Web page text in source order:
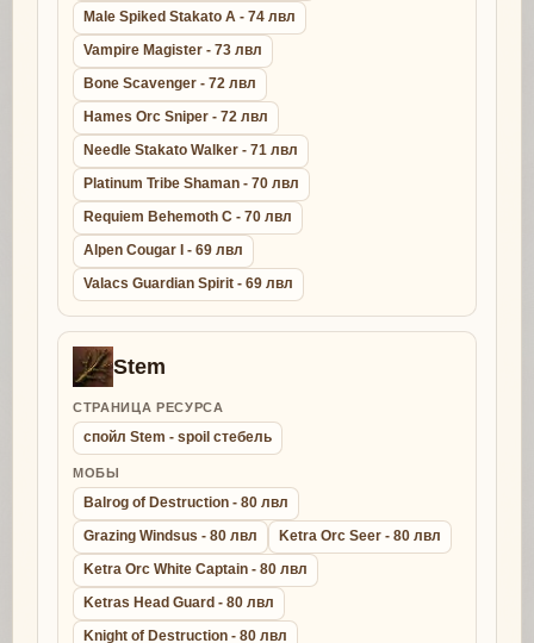
Male Spiked Stakato A - 74 лвл
Vampire Magister - 73 лвл
Bone Scavenger - 72 лвл
Hames Orc Sniper - 72 лвл
Needle Stakato Walker - 71 лвл
Platinum Tribe Shaman - 70 лвл
Requiem Behemoth C - 70 лвл
Alpen Cougar I - 69 лвл
Valacs Guardian Spirit - 69 лвл
Stem
СТРАНИЦА РЕСУРСА
спойл Stem - spoil стебель
МОБЫ
Balrog of Destruction - 80 лвл
Grazing Windsus - 80 лвл
Ketra Orc Seer - 80 лвл
Ketra Orc White Captain - 80 лвл
Ketras Head Guard - 80 лвл
Knight of Destruction - 80 лвл